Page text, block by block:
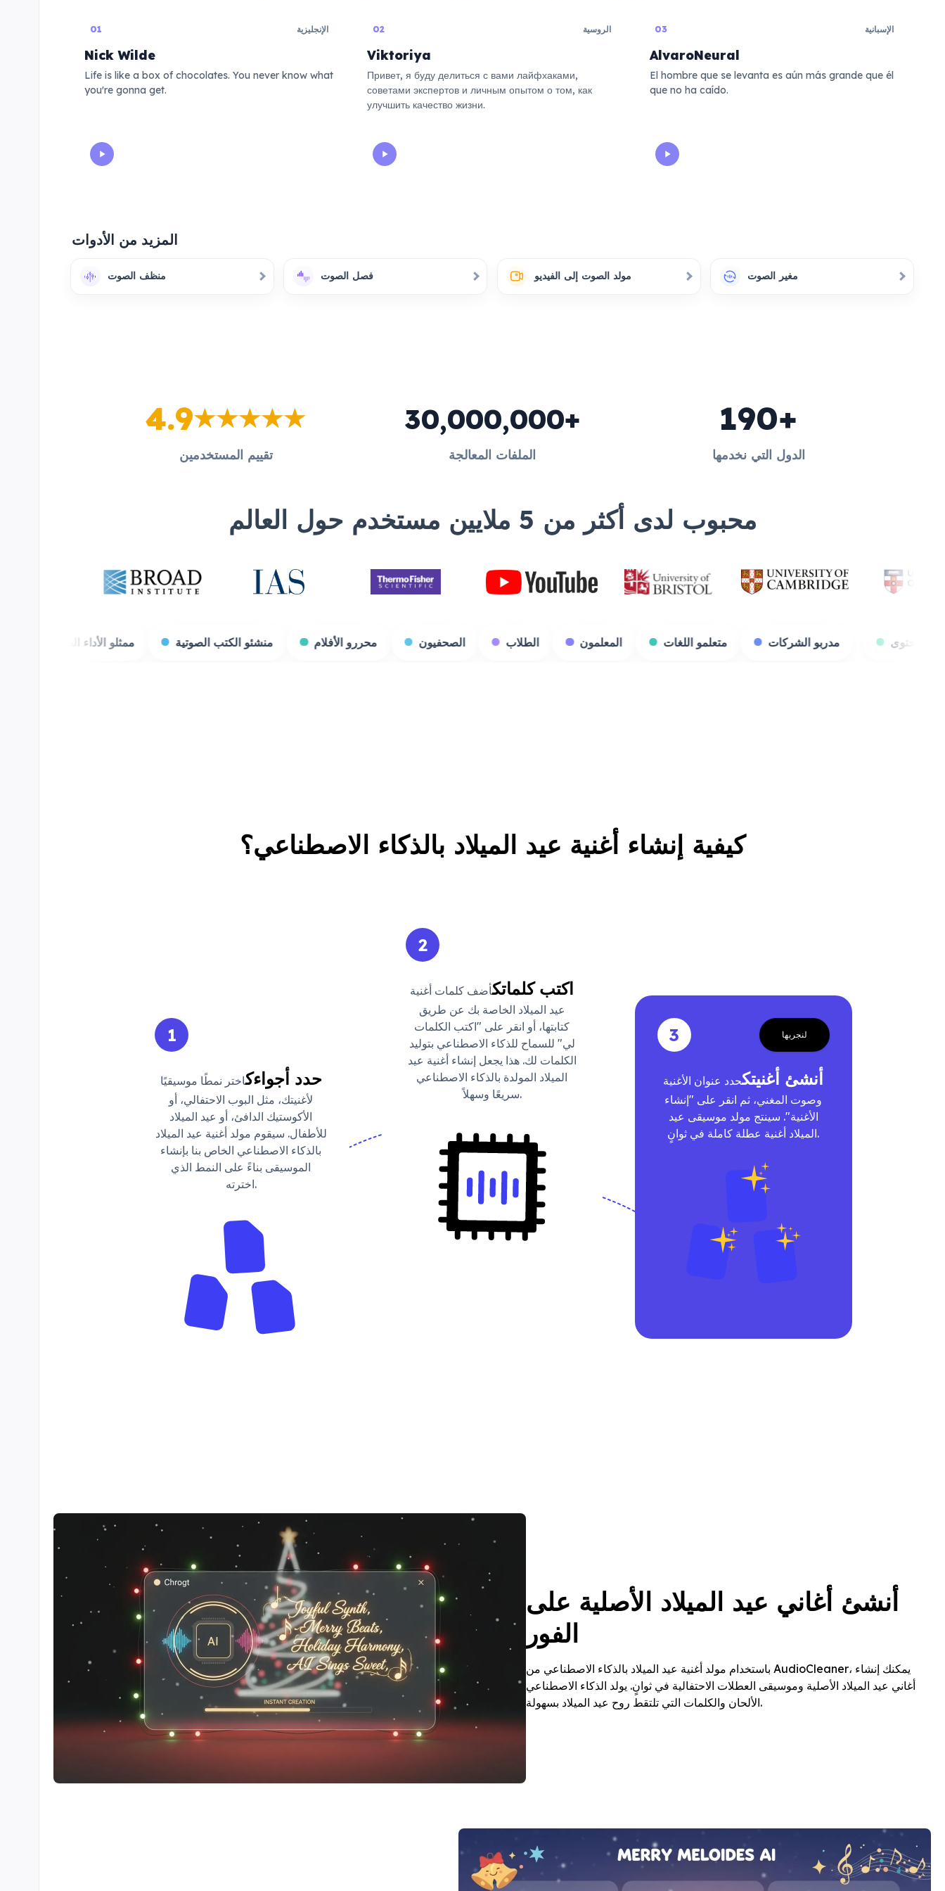
01 الإنجليزية
Nick Wilde
Life is like a box of chocolates. You never know what
you're gonna get.
02 الروسية
Viktoriya
Привет, я буду делиться с вами лайфхаками,
советами экспертов и личным опытом о том, как
улучшить качество жизни.
03 الإسبانية
AlvaroNeural
El hombre que se levanta es aún más grande que él
que no ha caído.
المزيد من الأدوات
منظف الصوت فصل الصوت مولد الصوت إلى الفيديو مغير الصوت
4.9
تقييم المستخدمين
30,000,000+
الملفات المعالجة
190+
الدول التي نخدمها
محبوب لدى أكثر من 5 ملايين مستخدم حول العالم
ممثلو الأداء الصوتي منشئو الكتب الصوتية محررو الأفلام الصحفيون الطلاب المعلمون متعلمو اللغات مدربو الشركات
كيفية إنشاء أغنية عيد الميلاد بالذكاء الاصطناعي؟
1
حدد أجواءكاختر نمطًا موسيقيًا
لأغنيتك، مثل البوب الاحتفالي، أو
الأكوستيك الدافئ، أو عيد الميلاد
للأطفال. سيقوم مولد أغنية عيد الميلاد
بالذكاء الاصطناعي الخاص بنا بإنشاء
الموسيقى بناءً على النمط الذي
اخترته.
2
اكتب كلماتكأضف كلمات أغنية
عيد الميلاد الخاصة بك عن طريق
كتابتها، أو انقر على "اكتب الكلمات
لي" للسماح للذكاء الاصطناعي بتوليد
الكلمات لك. هذا يجعل إنشاء أغنية عيد
الميلاد المولدة بالذكاء الاصطناعي
سريعًا وسهلاً.
3 لنجربها
أنشئ أغنيتكحدد عنوان الأغنية
وصوت المغني، ثم انقر على "إنشاء
الأغنية". سينتج مولد موسيقى عيد
الميلاد أغنية عطلة كاملة في ثوانٍ.
أنشئ أغاني عيد الميلاد الأصلية على
الفور
باستخدام مولد أغنية عيد الميلاد بالذكاء الاصطناعي من AudioCleaner، يمكنك إنشاء
أغاني عيد الميلاد الأصلية وموسيقى العطلات الاحتفالية في ثوانٍ. يولد الذكاء الاصطناعي
الألحان والكلمات التي تلتقط روح عيد الميلاد بسهولة.